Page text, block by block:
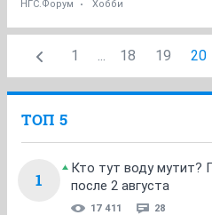
НГС.Форум Хобби
1 ... 18 19 20
ТОП 5
1
Кто тут воду мутит?
после 2 августа
17 411 28